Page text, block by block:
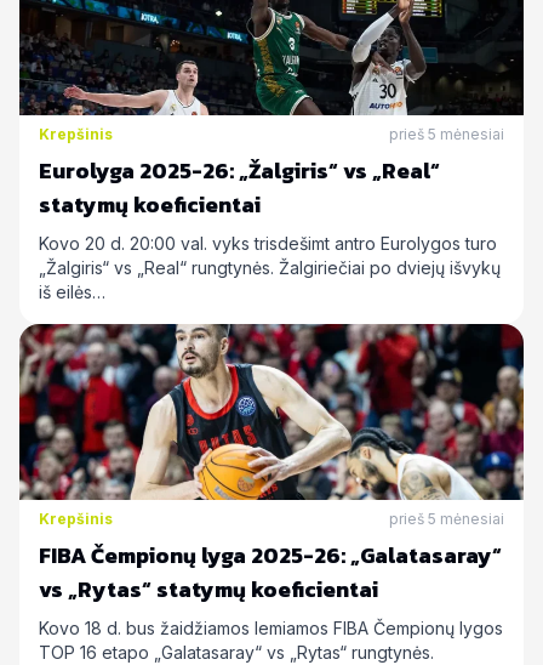
Krepšinis prieš 5 mėnesiai
Eurolyga 2025-26: „Žalgiris“ vs „Real“
statymų koeficientai
Kovo 20 d. 20:00 val. vyks trisdešimt antro Eurolygos turo
„Žalgiris“ vs „Real“ rungtynės. Žalgiriečiai po dviejų išvykų
iš eilės…
Krepšinis prieš 5 mėnesiai
FIBA Čempionų lyga 2025-26: „Galatasaray“
vs „Rytas“ statymų koeficientai
Kovo 18 d. bus žaidžiamos lemiamos FIBA Čempionų lygos
TOP 16 etapo „Galatasaray“ vs „Rytas“ rungtynės.